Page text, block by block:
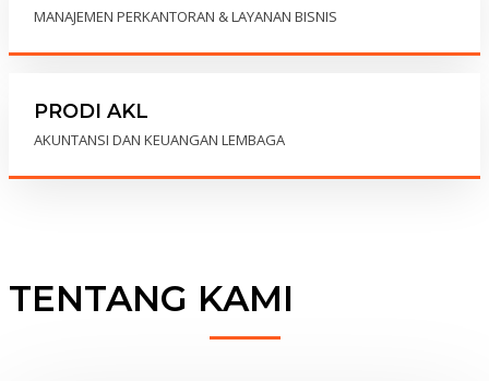
MANAJEMEN PERKANTORAN & LAYANAN BISNIS
PRODI AKL
AKUNTANSI DAN KEUANGAN LEMBAGA
TENTANG KAMI